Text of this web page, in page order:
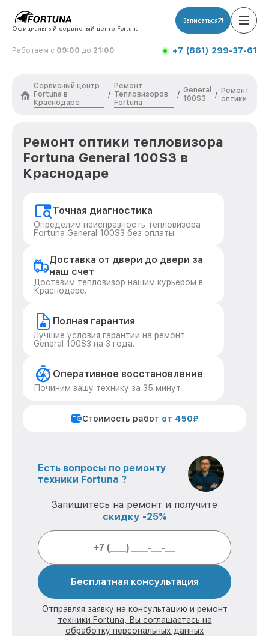
Официальный сервисный центр Fortuna
Записаться
Работаем с 09:00 до 21:00 +7 (861) 299-37-61
Сервисный центр
Fortuna в
Краснодаре
/
Ремонт
Тепловизоров
Fortuna
/
General
100S3
/ Ремонт
оптики
Ремонт оптики тепловизора
Fortuna General 100S3 в
Краснодаре
Точная диагностика
Определим неисправность тепловизора
Fortuna General 100S3 без оплаты.
Доставка от двери до двери за
наш счет
Доставим тепловизор нашим курьером в
Краснодаре.
Полная гарантия
Лучшие условия гарантии на ремонт
General 100S3 на 3 года.
Оперативное восстановление
Починим вашу технику за 35 минут.
Стоимость работ от 450₽
Есть вопросы по ремонту
техники Fortuna ?
Запишитесь на ремонт и получите
скидку -25%
Бесплатная консультация
Отправляя заявку на консультацию и ремонт
техники Fortuna, Вы соглашаетесь на
обработку персональных данных